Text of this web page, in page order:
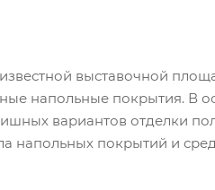
выставочной
напольные покрытия. В
вариантов отделки
напольных покрытий и